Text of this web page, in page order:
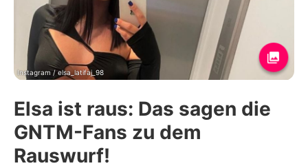
Lifestyle
Familie & Liebe
Promiflash Exklusiv
Alle Themen auf Promiflash
Instagram / elsa_latifaj_98
Elsa ist raus: Das sagen die
GNTM-Fans zu dem
Rauswurf!